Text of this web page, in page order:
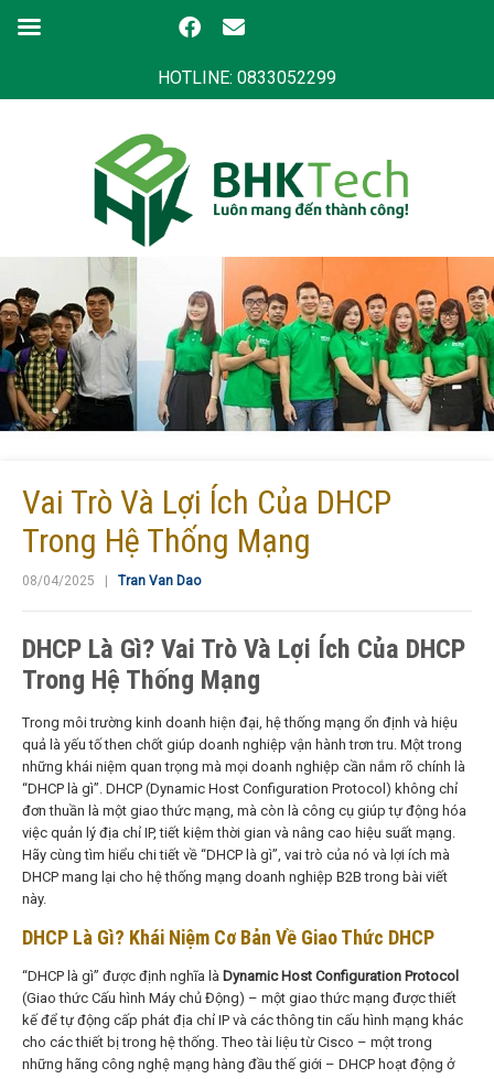
HOTLINE: 0833052299
Vai Trò Và Lợi Ích Của DHCP
Trong Hệ Thống Mạng
08/04/2025 | Tran Van Dao
DHCP Là Gì? Vai Trò Và Lợi Ích Của DHCP
Trong Hệ Thống Mạng
Trong môi trường kinh doanh hiện đại, hệ thống mạng ổn định và hiệu
quả là yếu tố then chốt giúp doanh nghiệp vận hành trơn tru. Một trong
những khái niệm quan trọng mà mọi doanh nghiệp cần nắm rõ chính là
“DHCP là gì”. DHCP (Dynamic Host Configuration Protocol) không chỉ
đơn thuần là một giao thức mạng, mà còn là công cụ giúp tự động hóa
việc quản lý địa chỉ IP, tiết kiệm thời gian và nâng cao hiệu suất mạng.
Hãy cùng tìm hiểu chi tiết về “DHCP là gì”, vai trò của nó và lợi ích mà
DHCP mang lại cho hệ thống mạng doanh nghiệp B2B trong bài viết
này.
DHCP Là Gì? Khái Niệm Cơ Bản Về Giao Thức DHCP
“DHCP là gì” được định nghĩa là Dynamic Host Configuration Protocol
(Giao thức Cấu hình Máy chủ Động) – một giao thức mạng được thiết
kế để tự động cấp phát địa chỉ IP và các thông tin cấu hình mạng khác
cho các thiết bị trong hệ thống. Theo tài liệu từ Cisco – một trong
những hãng công nghệ mạng hàng đầu thế giới – DHCP hoạt động ở